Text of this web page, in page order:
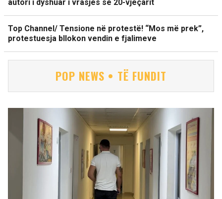
autori i dyshuar i vrasjes së 20-vjeçarit
Top Channel/ Tensione në protestë! “Mos më prek”,
protestuesja bllokon vendin e fjalimeve
POP NEWS • TË FUNDIT